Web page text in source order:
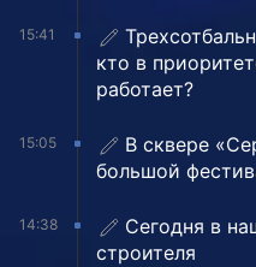
15:41
кто в
работает?
15:05
В сквере
большой
14:38
Сегодня в
строителя